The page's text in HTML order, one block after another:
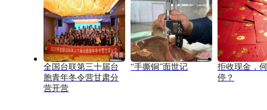
全国台联第三十届台
胞青年冬令营甘肃分
营开营
“手撕铜”面世记
拒收现金，
停？